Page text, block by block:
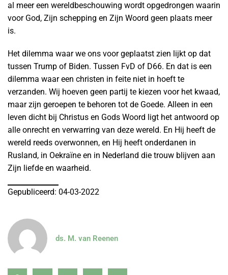
al meer een wereldbeschouwing wordt opgedrongen waarin
voor God, Zijn schepping en Zijn Woord geen plaats meer
is.
Het dilemma waar we ons voor geplaatst zien lijkt op dat
tussen Trump of Biden. Tussen FvD of D66. En dat is een
dilemma waar een christen in feite niet in hoeft te
verzanden. Wij hoeven geen partij te kiezen voor het kwaad,
maar zijn geroepen te behoren tot de Goede. Alleen in een
leven dicht bij Christus en Gods Woord ligt het antwoord op
alle onrecht en verwarring van deze wereld. En Hij heeft de
wereld reeds overwonnen, en Hij heeft onderdanen in
Rusland, in Oekraïne en in Nederland die trouw blijven aan
Zijn liefde en waarheid.
Gepubliceerd: 04-03-2022
ds. M. van Reenen